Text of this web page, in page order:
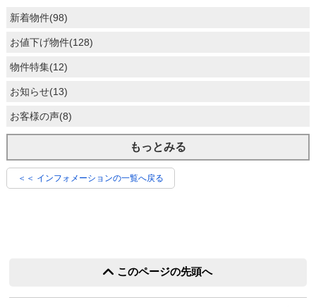
新着物件(98)
お値下げ物件(128)
物件特集(12)
お知らせ(13)
お客様の声(8)
もっとみる
＜＜ インフォメーションの一覧へ戻る
このページの先頭へ